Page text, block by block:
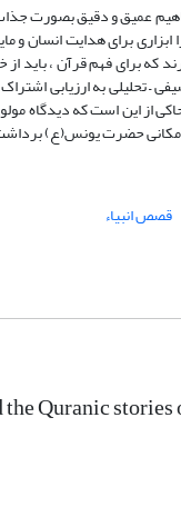
عمیق و دقیق بصورت جذاب
برای هدایت انسان
که برای فهم قرآن ،
تحلیلی به ارزیابی
از این است که دیدگاه
حضرت یونس(ع)
قصص انبیاء
Quranic